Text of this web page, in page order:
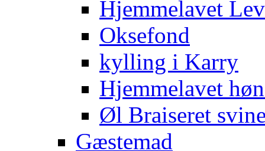
Hjemmelavet
Oksefond
kylling i Karry
Hjemmelavet
Øl Braiseret
Gæstemad